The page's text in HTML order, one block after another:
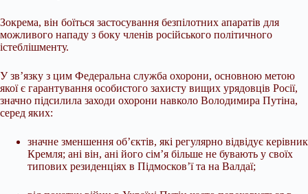
Зокрема, він боїться застосування безпілотних апаратів для
можливого нападу з боку членів російського політичного
істеблішменту.
У зв’язку з цим Федеральна служба охорони, основною метою
якої є гарантування особистого захисту вищих урядовців Росії,
значно підсилила заходи охорони навколо Володимира Путіна,
серед яких:
значне зменшення об’єктів, які регулярно відвідує керівник
Кремля; ані він, ані його сім’я більше не бувають у своїх
типових резиденціях в Підмосков’ї та на Валдаї;